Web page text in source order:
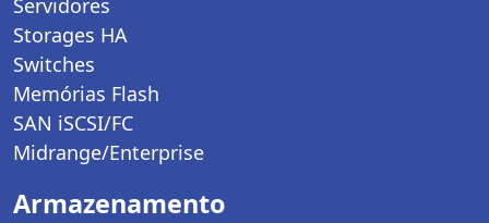
Storages HA
Switches
Memórias Flash
SAN iSCSI/FC
Midrange/Enterprise
Armazenamento